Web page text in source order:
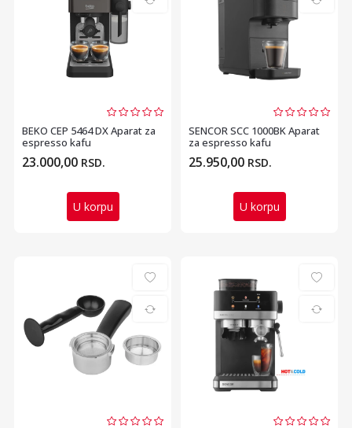
BEKO CEP 5464 DX Aparat za
espresso kafu
23.000,00 RSD.
U korpu
SENCOR SCC 1000BK Aparat
za espresso kafu
25.950,00 RSD.
U korpu